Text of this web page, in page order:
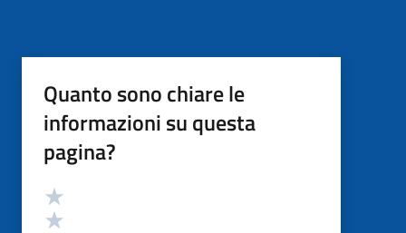
Quanto sono chiare le
informazioni su questa
pagina?
Valutazione